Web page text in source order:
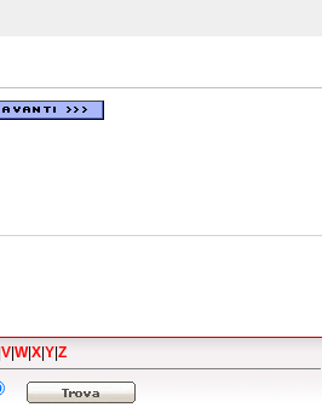
V W|X Y Z